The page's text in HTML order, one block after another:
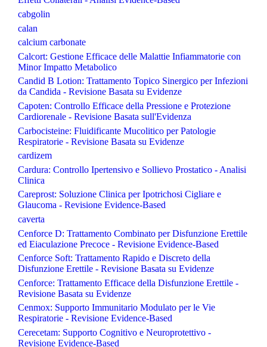
cabgolin
calan
calcium carbonate
Calcort: Gestione Efficace delle Malattie Infiammatorie con
Minor Impatto Metabolico
Candid B Lotion: Trattamento Topico Sinergico per Infezioni
da Candida - Revisione Basata su Evidenze
Capoten: Controllo Efficace della Pressione e Protezione
Cardiorenale - Revisione Basata sull'Evidenza
Carbocisteine: Fluidificante Mucolitico per Patologie
Respiratorie - Revisione Basata su Evidenze
cardizem
Cardura: Controllo Ipertensivo e Sollievo Prostatico - Analisi
Clinica
Careprost: Soluzione Clinica per Ipotrichosi Cigliare e
Glaucoma - Revisione Evidence-Based
caverta
Cenforce D: Trattamento Combinato per Disfunzione Erettile
ed Eiaculazione Precoce - Revisione Evidence-Based
Cenforce Soft: Trattamento Rapido e Discreto della
Disfunzione Erettile - Revisione Basata su Evidenze
Cenforce: Trattamento Efficace della Disfunzione Erettile -
Revisione Basata su Evidenze
Cenmox: Supporto Immunitario Modulato per le Vie
Respiratorie - Revisione Evidence-Based
Cerecetam: Supporto Cognitivo e Neuroprotettivo -
Revisione Evidence-Based